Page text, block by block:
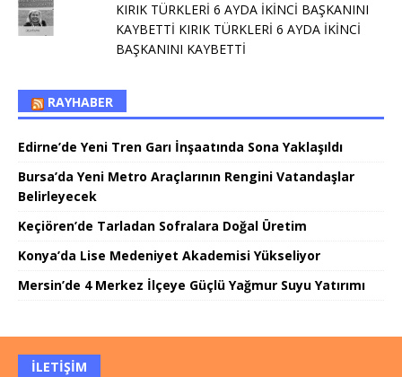
KIRIK TÜRKLERİ 6 AYDA İKİNCİ BAŞKANINI
KAYBETTİ KIRIK TÜRKLERİ 6 AYDA İKİNCİ
BAŞKANINI KAYBETTİ
RAYHABER
Edirne’de Yeni Tren Garı İnşaatında Sona Yaklaşıldı
Bursa’da Yeni Metro Araçlarının Rengini Vatandaşlar
Belirleyecek
Keçiören’de Tarladan Sofralara Doğal Üretim
Konya’da Lise Medeniyet Akademisi Yükseliyor
Mersin’de 4 Merkez İlçeye Güçlü Yağmur Suyu Yatırımı
İLETIŞIM